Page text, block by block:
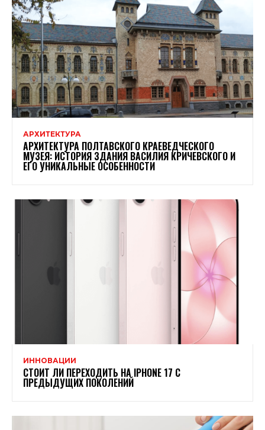
АРХИТЕКТУРА
АРХИТЕКТУРА ПОЛТАВСКОГО КРАЕВЕДЧЕСКОГО
МУЗЕЯ: ИСТОРИЯ ЗДАНИЯ ВАСИЛИЯ КРИЧЕВСКОГО И
ЕГО УНИКАЛЬНЫЕ ОСОБЕННОСТИ
ИННОВАЦИИ
СТОИТ ЛИ ПЕРЕХОДИТЬ НА IPHONE 17 С
ПРЕДЫДУЩИХ ПОКОЛЕНИЙ